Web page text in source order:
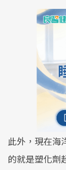
此外，現在海
的就是塑化劑